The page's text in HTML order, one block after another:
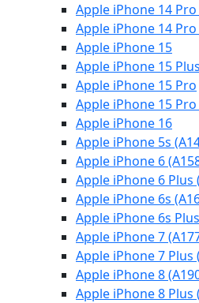
Apple iPhone 14 Pro
Apple iPhone 14
Apple iPhone 15
Apple iPhone 15 Plus
Apple iPhone 15 Pro
Apple iPhone 15
Apple iPhone 16
Apple iPhone 5s
Apple iPhone 6
Apple iPhone 6 Plus
Apple iPhone 6s
Apple iPhone 6s
Apple iPhone 7
Apple iPhone 7 Plus
Apple iPhone 8
Apple iPhone 8 Plus